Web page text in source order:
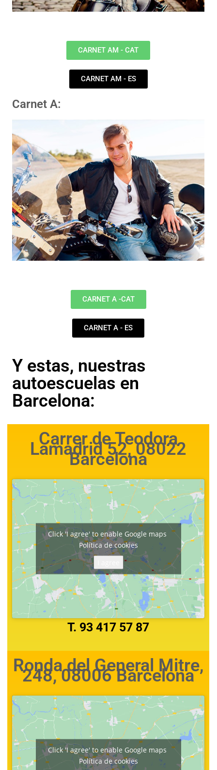
CARNET AM - CAT
CARNET AM - ES
Carnet A:
CARNET A -CAT
CARNET A - ES
Y estas, nuestras
autoescuelas en
Barcelona:
Carrer de Teodora
Lamadrid 52, 08022
Barcelona
Click 'I agree' to enable Google maps
Política de cookies
T. 93 417 57 87
Ronda del General Mitre,
248, 08006 Barcelona
Click 'I agree' to enable Google maps
Política de cookies